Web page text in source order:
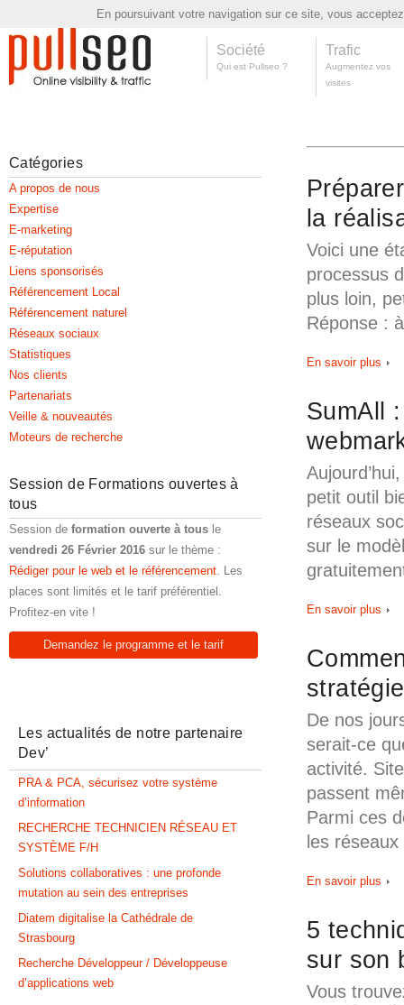
Société
Qui est Pullseo ?
Trafic
Augmentez vos
visites
la
Voici une
processus
plus loin,
Réponse :
En savoir plus
SumAll
petit outil
réseaux
sur le
En savoir plus
De nos
serait-ce
activité.
passent
Parmi ces
les
En savoir plus
5
sur son
Vous
Catégories
A propos de nous
Expertise
E-marketing
E-réputation
Liens sponsorisés
Référencement Local
Référencement naturel
Réseaux sociaux
Statistiques
Nos clients
Partenariats
Veille & nouveautés
Moteurs de recherche
Session de Formations ouvertes à
tous
Session de formation ouverte à tous le
vendredi 26 Février 2016 sur le thème :
Rédiger pour le web et le référencement. Les
places sont limités et le tarif préférentiel.
Profitez-en vite !
Demandez le programme et le tarif
Les actualités de notre partenaire
Dev’
PRA & PCA, sécurisez votre système
d’information
RECHERCHE TECHNICIEN RÉSEAU ET
SYSTÈME F/H
Solutions collaboratives : une profonde
mutation au sein des entreprises
Diatem digitalise la Cathédrale de
Strasbourg
Recherche Développeur / Développeuse
d’applications web
En poursuivant votre navigation sur ce site, vous